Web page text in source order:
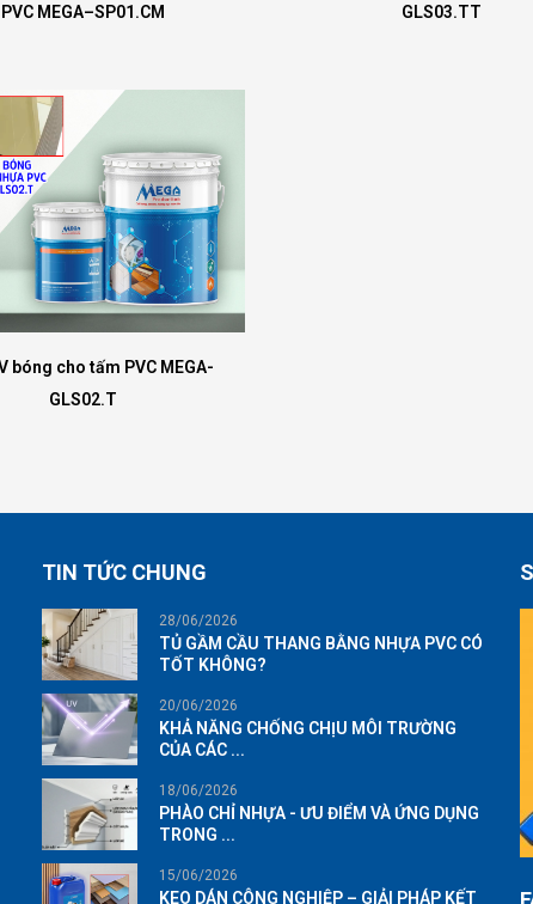
PVC MEGA–SP01.CM
GLS03.TT
bóng cho tấm PVC MEGA-
GLS02.T
TIN TỨC CHUNG
28/06/2026
TỦ GẦM CẦU THANG BẰNG NHỰA PVC CÓ
TỐT KHÔNG?
20/06/2026
KHẢ NĂNG CHỐNG CHỊU MÔI TRƯỜNG
CỦA CÁC ...
18/06/2026
PHÀO CHỈ NHỰA - ƯU ĐIỂM VÀ ỨNG DỤNG
TRONG ...
15/06/2026
KEO DÁN CÔNG NGHIỆP – GIẢI PHÁP KẾT